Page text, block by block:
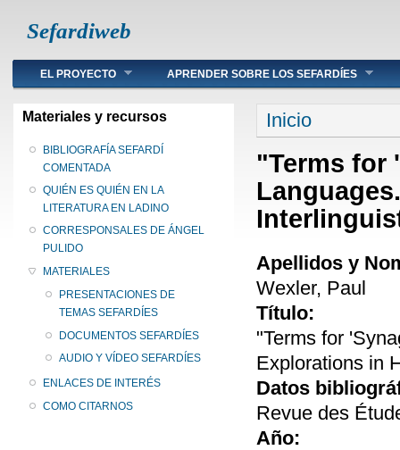
Sefardiweb
Main menu
EL PROYECTO APRENDER SOBRE LOS SEFARDÍES
Materiales y recursos
BIBLIOGRAFÍA SEFARDÍ
COMENTADA
QUIÉN ES QUIÉN EN LA
LITERATURA EN LADINO
CORRESPONSALES DE ÁNGEL
PULIDO
MATERIALES
PRESENTACIONES DE
TEMAS SEFARDÍES
DOCUMENTOS SEFARDÍES
AUDIO Y VÍDEO SEFARDÍES
ENLACES DE INTERÉS
COMO CITARNOS
Se encuentra
Inicio
"Terms for
Apellidos y
Wexler, Paul
Título:
"Terms for
Explorations in
Datos
Revue des
Año: